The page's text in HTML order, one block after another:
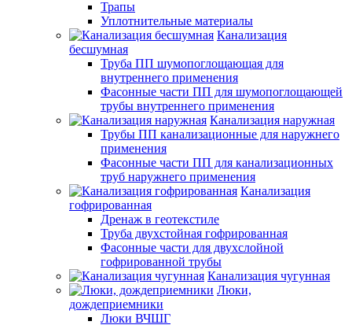
Трапы
Уплотнительные материалы
Канализация
бесшумная
Труба ПП шумопоглощающая для
внутреннего применения
Фасонные части ПП для шумопоглощающей
трубы внутреннего применения
Канализация наружная
Трубы ПП канализационные для наружнего
применения
Фасонные части ПП для канализационных
труб наружнего применения
Канализация
гофрированная
Дренаж в геотекстиле
Труба двухстойная гофрированная
Фасонные части для двухслойной
гофрированной трубы
Канализация чугунная
Люки,
дождеприемники
Люки ВЧШГ